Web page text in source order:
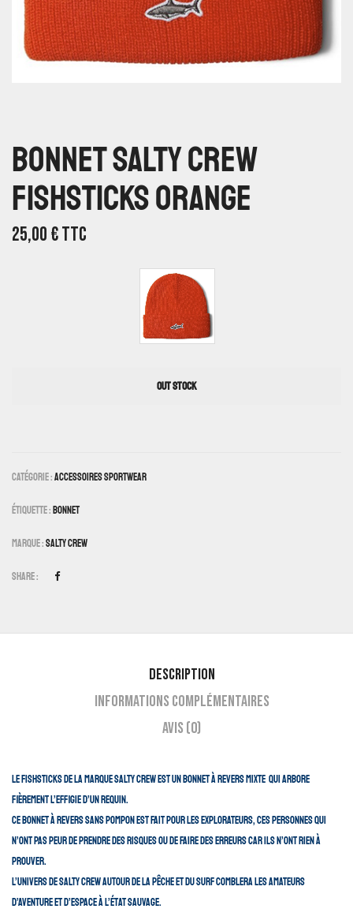
Bonnet Salty Crew
Fishsticks Orange
25,00€TTC
OUT STOCK
Catégorie :Accessoires Sportwear
Étiquette : Bonnet
Marque :Salty Crew
Share :
Description
Informations complémentaires
Avis (0)
Le Fishsticks de la marque Salty Crew est un bonnet à revers mixte qui arbore
fièrement l’effigie d’un requin.
Ce bonnet à revers sans pompon est fait pour les explorateurs, ces personnes qui
n’ont pas peur de prendre des risques ou de faire des erreurs car ils n’ont rien à
prouver.
L’univers de Salty Crew autour de la pêche et du surf comblera les amateurs
d’aventure et d’espace à l’état sauvage.